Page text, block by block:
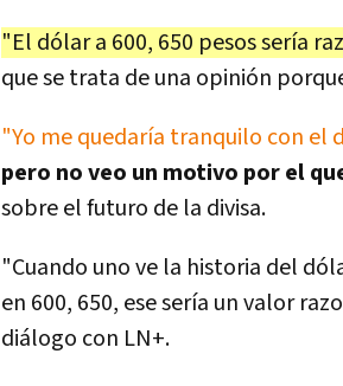
"El dólar a 600, 650 pesos sería
que se trata de una opinión
"Yo me quedaría tranquilo con el
pero no veo un motivo por el
sobre el futuro de la divisa.
"Cuando uno ve la historia del
en 600, 650, ese sería un valor
diálogo con LN+.